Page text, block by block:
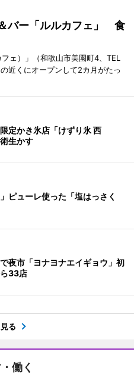
バー「ルルカフェ」 食
ェ）」（和歌山市美園町4、TEL
近くにオープンして2カ月がたっ
定かき氷店「けずり氷 西
生かす
ピューレ使った「塩はっさく
夜市「ヨナヨナエイギョウ」初
33店
る
働く